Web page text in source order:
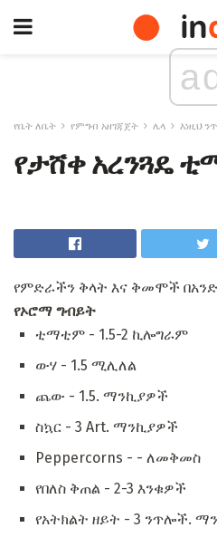
የቤት ለቤት የምግብ አዘገጃጀት ሌላ እነዚህ
የታሸቀ አረንጓዴ
የምድራችን ቅላት እና ቅመሞች
የኦሮማ ግብይት
ቲማቲም - 1.5-2 ኪሎግራም
ውሃ - 1.5 ሚሊለል
ጨው - 1.5. ማንኪያዎች
ስኳር - 3 Art. ማንኪያዎች
Peppercorns - - ለመቅመስ
የበለስ ቅጠል - 2-3 እንቁዎች
የአትክልት ዘይት - 3 ንጥሎች.